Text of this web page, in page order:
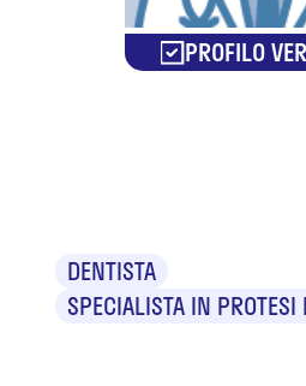
PROFILO
DENTISTA
SPECIALISTA IN PROTESI